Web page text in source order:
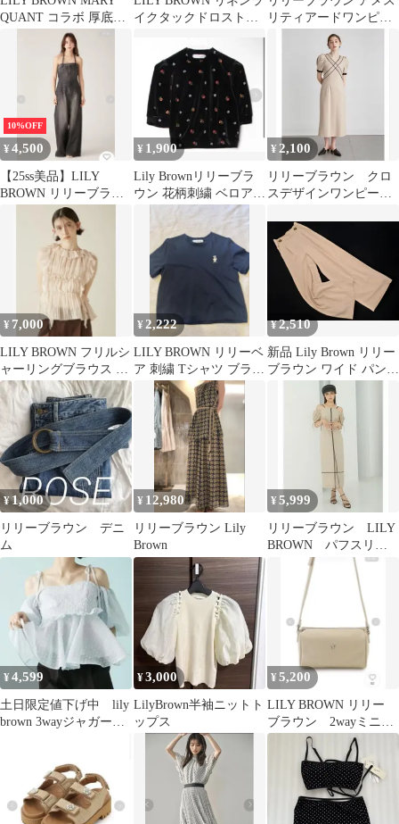
QUANT コラボ 厚底サ
イクタックドロストス
リティアードワンピー
ス 新品未使用タグ付き
10%OFF
¥4,500
【25ss美品】LILY
BROWN リリーブラウ
ン デニムベアオールイ
¥ 1,900
Lily Brownリリーブラ
ウン 花柄刺繍 ベロアト
ップス ブラック
¥ 2,100
リリーブラウン クロ
スデザインワンピー
¥ 7,000
LILY BROWN フリルシ
ャーリングブラウス ピ
ンク
¥ 2,222
LILY BROWN リリーベ
ア 刺繍 Tシャツ ブラッ
¥2,510
新品 Lily Brown リリー
ブラウン ワイド パンツ
size1/ベージュ ■■ レデ
¥1,000
リリーブラウン デニ
ム
¥ 12,980
リリーブラウン Lily
Brown
¥5,999
リリーブラウン LILY
BROWN パフスリー
ブワンピース サイズ
1 Мサイズ
¥4,599
土日限定値下げ中 lily
brown 3wayジャガード
¥3,000
LilyBrown半袖ニットト
ップス
¥5,200
LILY BROWN リリー
ブラウン 2wayミニシ
ョルダーバッグ